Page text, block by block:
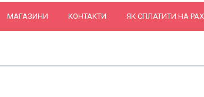
МАГАЗИНИ КОНТАКТИ ЯК СПЛАТИТИ НА